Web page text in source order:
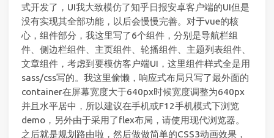
式开发了，UI我大致模仿了知乎日报安卓客户端的UI但是
没有实现其全部功能，以后会慢慢完善。对于vue的核
心，组件部分，我这里写了6个组件，分别是导航栏组
件、侧边栏组件、主页组件、轮播组件、主题列表组件、
文章组件，考虑到要模仿客户端UI，这里组件样式全是用
sass/css写的。我这里偷懒，响应式布局只写了最外面的
container在屏幕宽度大于640px时候宽度调整为640px
并且水平居中，所以建议在手机或F12手机模式下浏览
demo，另外由于采用了flex布局，请使用现代浏览器。
之后就是规划路由啦，然后做做简单的CSS3动画效果，